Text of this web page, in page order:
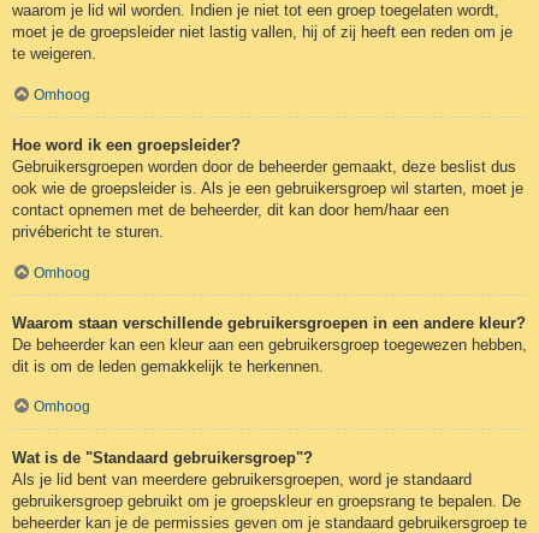
waarom je lid wil worden. Indien je niet tot een groep toegelaten wordt,
moet je de groepsleider niet lastig vallen, hij of zij heeft een reden om je
te weigeren.
Omhoog
Hoe word ik een groepsleider?
Gebruikersgroepen worden door de beheerder gemaakt, deze beslist dus
ook wie de groepsleider is. Als je een gebruikersgroep wil starten, moet je
contact opnemen met de beheerder, dit kan door hem/haar een
privébericht te sturen.
Omhoog
Waarom staan verschillende gebruikersgroepen in een andere kleur?
De beheerder kan een kleur aan een gebruikersgroep toegewezen hebben,
dit is om de leden gemakkelijk te herkennen.
Omhoog
Wat is de "Standaard gebruikersgroep"?
Als je lid bent van meerdere gebruikersgroepen, word je standaard
gebruikersgroep gebruikt om je groepskleur en groepsrang te bepalen. De
beheerder kan je de permissies geven om je standaard gebruikersgroep te